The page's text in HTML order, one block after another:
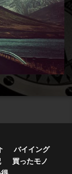
バイイング
買ったモノ